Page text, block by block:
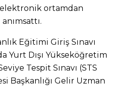
elektronik ortamdan
Eğitimi Giriş Sınavı
Yurt Dışı Yükseköğretim
Tespit Sınavı (STS
Başkanlığı Gelir Uzman